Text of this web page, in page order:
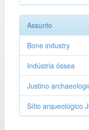
Assunto
Bone industry
Indústria óssea
Justino
Sítio arqueológico